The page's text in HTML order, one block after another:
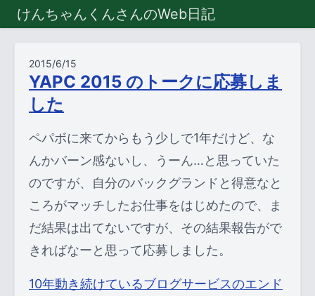
けんちゃんくんさんのWeb日記
2015/6/15
YAPC 2015 のトークに応募しま
した
ペパボに来てからもう少しで1年だけど、な
んかバーン感ないし、うーん…と思っていた
のですが、自分のバックグランドと得意なと
ころがマッチしたお仕事をはじめたので、ま
だ結果は出てないですが、その結果報告がで
きればなーと思って応募しました。
10年動き続けているブログサービスのエンド